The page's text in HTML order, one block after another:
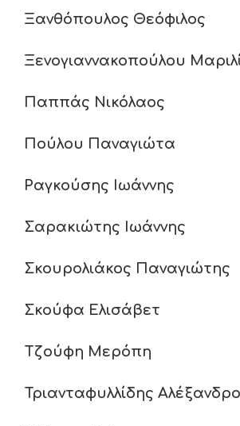
Ξανθόπουλος Θεόφιλος
Ξενογιαννακοπούλου
Παππάς Νικόλαος
Πούλου Παναγιώτα
Ραγκούσης Ιωάννης
Σαρακιώτης Ιωάννης
Σκουρολιάκος Παναγιώτης
Σκούφα Ελισάβετ
Τζούφη Μερόπη
Τριανταφυλλίδης